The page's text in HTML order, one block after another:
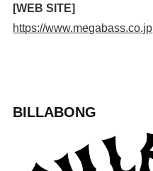
[WEB SITE]
https://www.megabass.co.jp
BILLABONG